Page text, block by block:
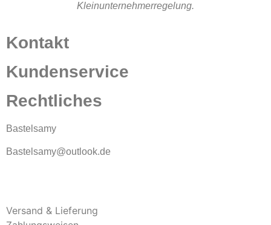
Kleinunternehmerregelung.
Kontakt
Kundenservice
Rechtliches
Bastelsamy
Bastelsamy@outlook.de
Versand & Lieferung